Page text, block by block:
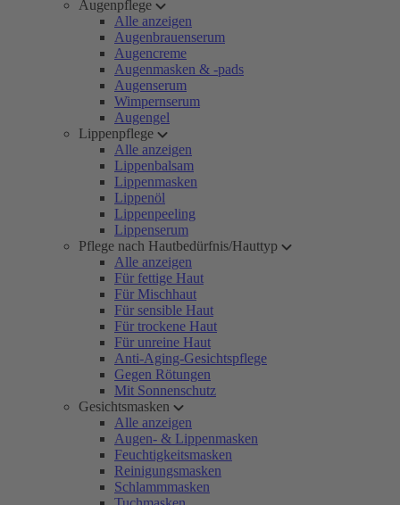
Augenpflege
Alle anzeigen
Augenbrauenserum
Augencreme
Augenmasken & -pads
Augenserum
Wimpernserum
Augengel
Lippenpflege
Alle anzeigen
Lippenbalsam
Lippenmasken
Lippenöl
Lippenpeeling
Lippenserum
Pflege nach Hautbedürfnis/Hauttyp
Alle anzeigen
Für fettige Haut
Für Mischhaut
Für sensible Haut
Für trockene Haut
Für unreine Haut
Anti-Aging-Gesichtspflege
Gegen Rötungen
Mit Sonnenschutz
Gesichtsmasken
Alle anzeigen
Augen- & Lippenmasken
Feuchtigkeitsmasken
Reinigungsmasken
Schlammmasken